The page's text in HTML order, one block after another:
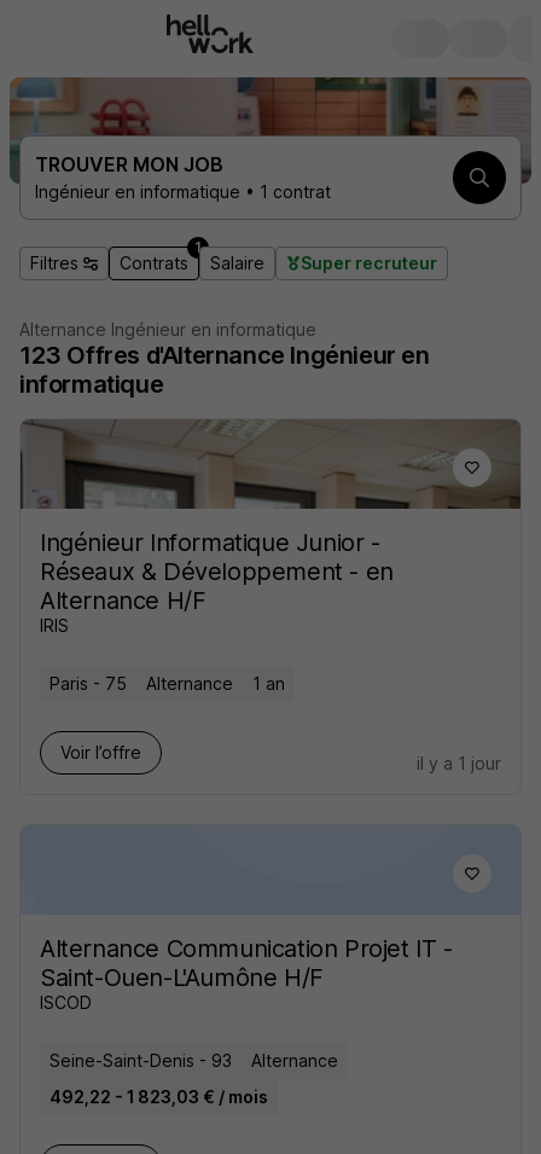
TROUVER MON JOB
Ingénieur en informatique • 1 contrat
Filtres Contrats
1
Salaire Super recruteur
Alternance Ingénieur en informatique
123 Offres d'Alternance Ingénieur en
informatique
Ingénieur Informatique Junior -
Réseaux & Développement - en
Alternance H/F
IRIS
Paris - 75 Alternance 1 an
Voir l’offre
il y a 1 jour
Alternance Communication Projet IT -
Saint-Ouen-L'Aumône H/F
ISCOD
Seine-Saint-Denis - 93
Alternance
492,22 - 1 823,03 € / mois